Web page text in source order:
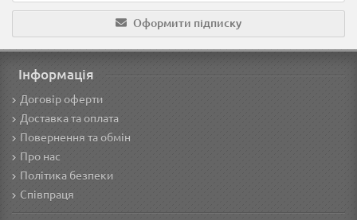
Оформити підписку
Інформація
Договір оферти
Доставка та оплата
Повернення та обмін
Про нас
Політика безпеки
Співпраця